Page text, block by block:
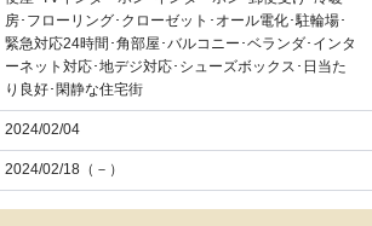
房･フローリング･クローゼット･オール電化･駐輪場･
緊急対応24時間･角部屋･バルコニー･ベランダ･インタ
ーネット対応･地デジ対応･シューズボックス･日当た
り良好･閑静な住宅街
2024/02/04
2024/02/18（－）